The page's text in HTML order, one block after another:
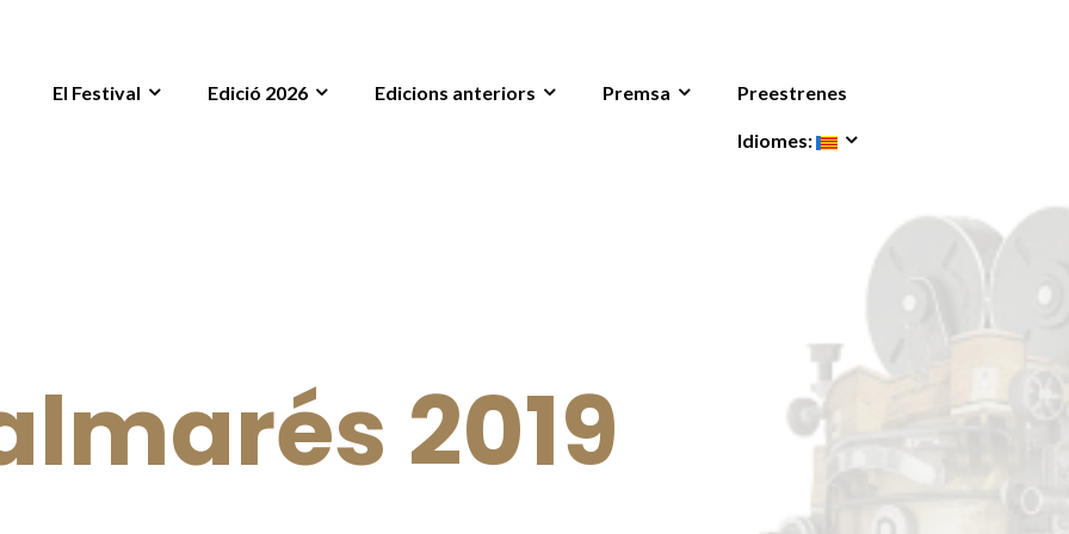
El Festival Edició 2026 Edicions anteriors Premsa Preestrenes
Idiomes:
2019